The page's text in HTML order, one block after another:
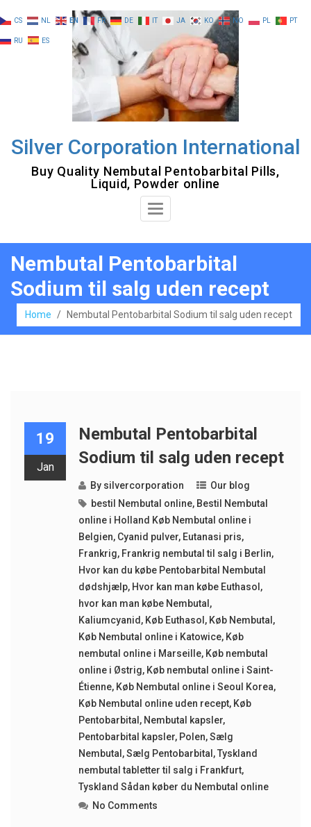
to
content
Silver Corporation International
Buy Quality Nembutal Pentobarbital Pills,
Liquid, Powder online
Toggle
Nembutal Pentobarbital
Sodium til salg uden recept
Home / Nembutal Pentobarbital Sodium til salg uden recept
19
Jan
Nembutal Pentobarbital
Sodium til salg uden recept
By silvercorporation
Our blog
bestil Nembutal online, Bestil Nembutal
online i Holland Køb Nembutal online i
Belgien, Cyanid pulver, Eutanasi pris,
Frankrig, Frankrig nembutal til salg i Berlin,
Hvor kan du købe Pentobarbital Nembutal
dødshjælp, Hvor kan man købe Euthasol ,
hvor kan man købe Nembutal ,
Kaliumcyanid , Køb Euthasol , Køb Nembutal ,
Køb Nembutal online i Katowice, Køb
nembutal online i Marseille, Køb nembutal
online i Østrig, Køb nembutal online i Saint-
Étienne, Køb Nembutal online i Seoul Korea,
Køb Nembutal online uden recept, Køb
Pentobarbital , Nembutal kapsler,
Pentobarbital kapsler, Polen,Sælg
Nembutal ,Sælg Pentobarbital ,Tyskland
nembutal tabletter til salg i Frankfurt,
Tyskland Sådan køber du Nembutal online
No Comments
CS NL EN FR DE IT JA KO NO PL PT
RU ES